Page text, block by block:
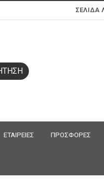
ΣΕΛΊΔΑ
ΕΤΑΙΡΕΙΕΣ ΠΡΟΣΦΟΡΕΣ